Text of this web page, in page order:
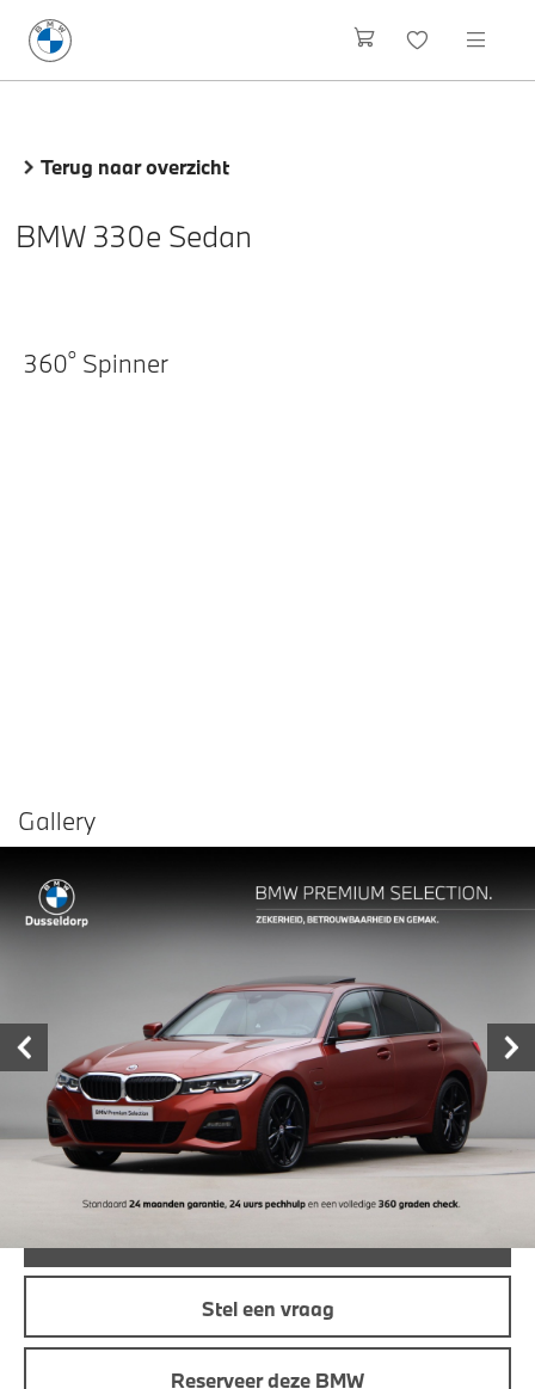
Terug naar overzicht
BMW 330e Sedan
360o Spinner
Prijs € 36.950,-
Maandprijs € 396,83
Offerte aanvraag
Stel een vraag
Reserveer deze BMW
Gallery